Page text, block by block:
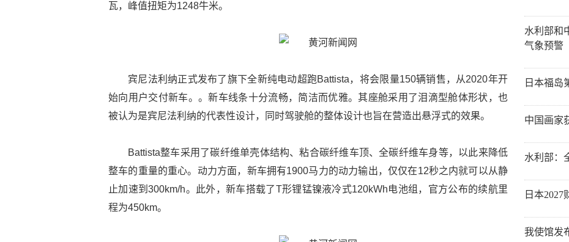
瓦，峰值扭矩为1248牛米。
宾尼法利纳正式发布了旗下全新纯电动超跑Battista，将会限量150辆销售，从2020年开
始向用户交付新车。。新车线条十分流畅，简洁而优雅。其座舱采用了泪滴型舱体形状，也
被认为是宾尼法利纳的代表性设计，同时驾驶舱的整体设计也旨在营造出悬浮式的效果。
Battista整车采用了碳纤维单壳体结构、粘合碳纤维车顶、全碳纤维车身等，以此来降低
整车的重量的重心。动力方面，新车拥有1900马力的动力输出，仅仅在12秒之内就可以从静
止加速到300km/h。此外，新车搭载了T形锂锰镍液冷式120kWh电池组，官方公布的续航里
程为450km。
水利部和
气象预警
日本福岛
中国画家
水利部：
日本
我使馆发